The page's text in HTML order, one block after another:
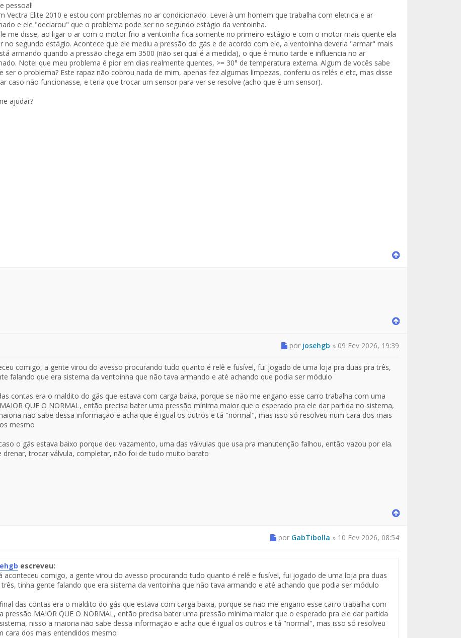
pessoal!
Vectra Elite 2010 e estou com problemas no ar condicionado. Levei à um homem que trabalha com eletrica e ar
e ele "declarou" que o problema pode ser no segundo estágio da ventoinha.
me disse, ao ligar o ar com o motor frio a ventoinha fica somente no primeiro estágio e com o motor mais quente ela
no segundo estágio. Acontece que ele mediu a pressão do gás e de acordo com ele, a ventoinha deveria "armar" mais
armando quando a pressão chega em 3500 (não sei qual é a medida), o que é muito tarde e influencia no ar
Notei que meu problema é pior em dias realmente quentes, >= 30° de temperatura externa. Algum de vocês sabe
ser o problema? Este rapaz não cobrou nada de mim, apenas fez algumas limpezas, conferiu os relés e etc, mas disse
caso não funcionasse, e teria que trocar um sensor para ver se resolve (acho que é um sensor).
ajudar?
por josehgb » 09 Fev 2026, 19:39
comigo, a gente virou do avesso procurando tudo quanto é relê e fusível, fui jogado de uma loja pra duas pra três,
falando que era sistema da ventoinha que não tava armando e até achando que podia ser módulo
contas era o maldito do gás que estava com carga baixa, porque se não me engano esse carro trabalha com uma
QUE O NORMAL, então precisa bater uma pressão mínima maior que o esperado pra ele dar partida no sistema,
não sabe dessa informação e acha que é igual os outros e tá "normal", mas isso só resolveu num cara dos mais
mesmo
o gás estava baixo porque deu vazamento, uma das válvulas que usa pra manutenção falhou, então vazou por ela.
drenar, trocar válvula, completar, não foi de tudo muito barato
por GabTibolla » 10 Fev 2026, 08:54
escreveu:
aconteceu comigo, a gente virou do avesso procurando tudo quanto é relê e fusível, fui jogado de uma loja pra duas
tinha gente falando que era sistema da ventoinha que não tava armando e até achando que podia ser módulo
das contas era o maldito do gás que estava com carga baixa, porque se não me engano esse carro trabalha com
pressão MAIOR QUE O NORMAL, então precisa bater uma pressão mínima maior que o esperado pra ele dar partida
nisso a maioria não sabe dessa informação e acha que é igual os outros e tá "normal", mas isso só resolveu
cara dos mais entendidos mesmo